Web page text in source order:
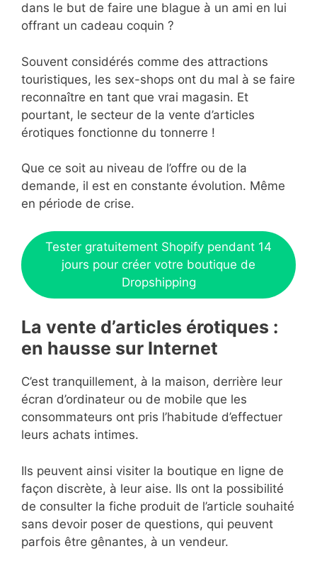
dans le but de faire une blague à un ami en lui
offrant un cadeau coquin ?
Souvent considérés comme des attractions
touristiques, les sex-shops ont du mal à se faire
reconnaître en tant que vrai magasin. Et
pourtant, le secteur de la vente d’articles
érotiques fonctionne du tonnerre !
Que ce soit au niveau de l’offre ou de la
demande, il est en constante évolution. Même
en période de crise.
Tester gratuitement Shopify pendant 14
jours pour créer votre boutique de
Dropshipping
La vente d’articles érotiques :
en hausse sur Internet
C’est tranquillement, à la maison, derrière leur
écran d’ordinateur ou de mobile que les
consommateurs ont pris l’habitude d’effectuer
leurs achats intimes.
Ils peuvent ainsi visiter la boutique en ligne de
façon discrète, à leur aise. Ils ont la possibilité
de consulter la fiche produit de l’article souhaité
sans devoir poser de questions, qui peuvent
parfois être gênantes, à un vendeur.